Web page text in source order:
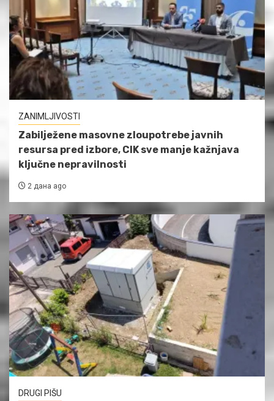
ZANIMLJIVOSTI
Zabilježene masovne zloupotrebe javnih
resursa pred izbore, CIK sve manje kažnjava
ključne nepravilnosti
2 дана ago
DRUGI PIŠU